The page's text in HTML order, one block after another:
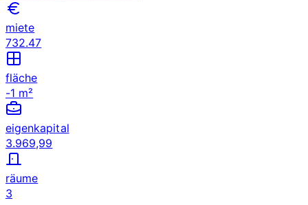
miete
732.47
fläche
-1 m²
eigenkapital
3.969,99
räume
3